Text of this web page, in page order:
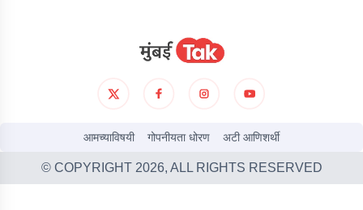
आमच्याविषयी गोपनीयता धोरण अटी आणिशर्थी
© COPYRIGHT 2026, ALL RIGHTS RESERVED